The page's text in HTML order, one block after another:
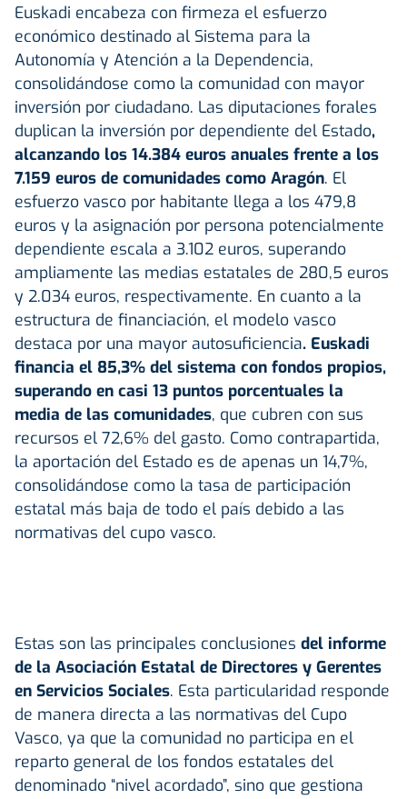
Euskadi encabeza con firmeza el esfuerzo
económico destinado al Sistema para la
Autonomía y Atención a la Dependencia,
consolidándose como la comunidad con mayor
inversión por ciudadano. Las diputaciones forales
duplican la inversión por dependiente del Estado,
alcanzando los 14.384 euros anuales frente a los
7.159 euros de comunidades como Aragón. El
esfuerzo vasco por habitante llega a los 479,8
euros y la asignación por persona potencialmente
dependiente escala a 3.102 euros, superando
ampliamente las medias estatales de 280,5 euros
y 2.034 euros, respectivamente. En cuanto a la
estructura de financiación, el modelo vasco
destaca por una mayor autosuficiencia. Euskadi
financia el 85,3% del sistema con fondos propios,
superando en casi 13 puntos porcentuales la
media de las comunidades, que cubren con sus
recursos el 72,6% del gasto. Como contrapartida,
la aportación del Estado es de apenas un 14,7%,
consolidándose como la tasa de participación
estatal más baja de todo el país debido a las
normativas del cupo vasco.
Estas son las principales conclusiones del informe
de la Asociación Estatal de Directores y Gerentes
en Servicios Sociales. Esta particularidad responde
de manera directa a las normativas del Cupo
Vasco, ya que la comunidad no participa en el
reparto general de los fondos estatales del
denominado “nivel acordado”, sino que gestiona